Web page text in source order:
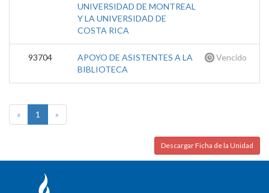
UNIVERSIDAD DE MONTREAL
Y LA UNIVERSIDAD DE
COSTA RICA
93704
APOYO DE ASISTENTES A LA
BIBLIOTECA
Vencido
« 1 »
Descargar Ficha de la Unidad